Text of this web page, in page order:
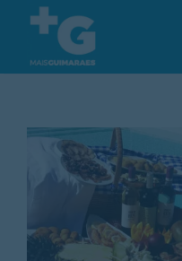
content
Desporto